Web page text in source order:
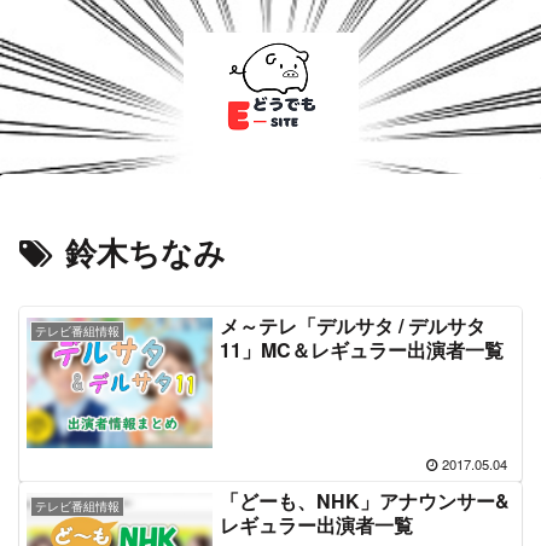
鈴木ちなみ
テレビ番組情報
メ～テレ「デルサタ / デルサタ
11」MC＆レギュラー出演者一覧
2017.05.04
テレビ番組情報
「どーも、NHK」アナウンサー&
レギュラー出演者一覧